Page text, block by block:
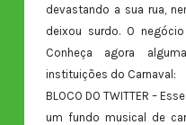
devastando a sua rua,
deixou surdo. O
Conheça agora
instituições do Carnaval:
BLOCO DO TWITTER –
um fundo musical de